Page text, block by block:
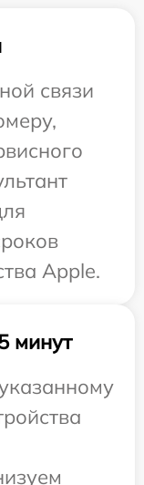
связи
Apple.
минут